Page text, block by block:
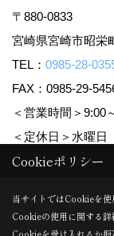
〒880-0833
宮崎県宮崎市昭栄
TEL： 0985-28-
FAX：0985-29-
＜営業時間＞9:00
＜定休日＞水曜日
Copyright (c) TOYO
Produced byゴデス
Cookieポリシー
当サイトではCookieを使
Cookieの使用に関する詳